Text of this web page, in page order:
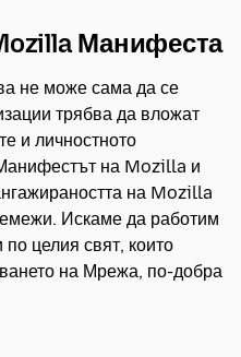
Манифеста
не може сама да се
трябва да вложат
и личностното
на Mozilla и
на Mozilla
Искаме да работим
целия свят, които
на Мрежа, по-добра